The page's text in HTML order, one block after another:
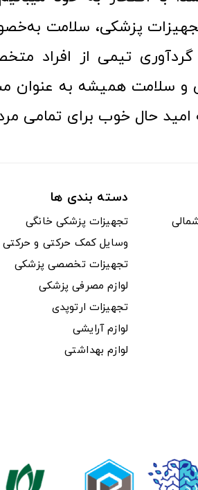
پزشکی، سلامت
گردآوری تیمی از افراد
و سلامت همیشه به عنوان
حال خوب برای تمامی
دسته بندی ها
تجهیزات پزشکی خانگی
وسایل کمک حرکتی و حرکتی
تجهیزات تخصصی پزشکی
لوازم مصرفی پزشکی
تجهیزات ارتوپدی
لوازم آرایشی
لوازم بهداشتی